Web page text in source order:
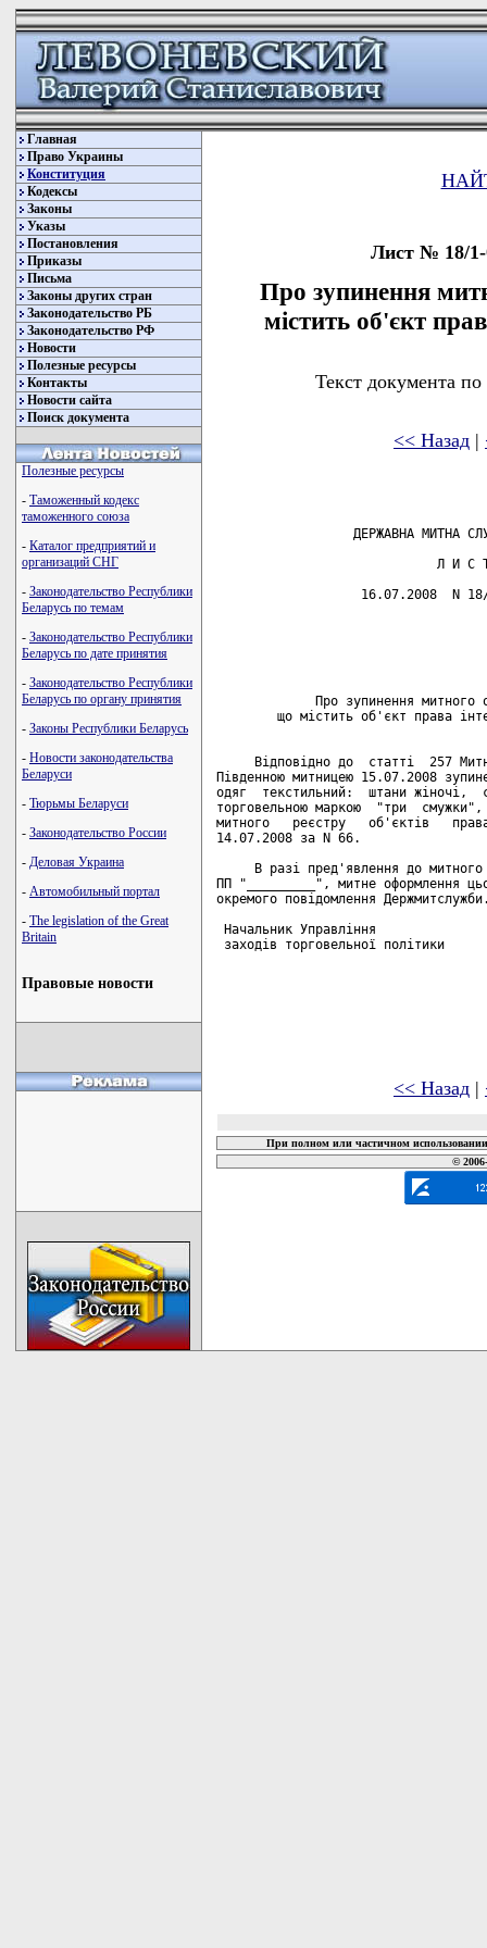
Главная
Право Украины
Конституция
Кодексы
Законы
Указы
Постановления
Приказы
Письма
Законы других стран
Законодательство РБ
Законодательство РФ
Новости
Полезные ресурсы
Контакты
Новости сайта
Поиск документа
Полезные ресурсы
- Таможенный кодекс
таможенного союза
- Каталог предприятий и
организаций СНГ
- Законодательство Республики
Беларусь по темам
- Законодательство Республики
Беларусь по дате принятия
- Законодательство Республики
Беларусь по органу принятия
- Законы Республики Беларусь
- Новости законодательства
Беларуси
- Тюрьмы Беларуси
- Законодательство России
- Деловая Украина
- Автомобильный портал
- The legislation of the Great
Britain
Правовые новости
Лист № 18/1-
Про зупинення
містить об'єкт
Текст документа
<< Назад |
ДЕРЖАВНА МИТНА
Л И С
16.07.2008  N
Про зупинення митного
що містить об'єкт права
Відповідно до  статті  257
Південною митницею 15.07.2008
одяг  текстильний:  штани жіночі,
торговельною маркою  "три
митного   реєстру   об'єктів
14.07.2008 за N 66.
В разі пред'явлення до
ПП "_________", митне оформлення
окремого повідомлення
Начальник Управління
заходів торговельної
<< Назад |
При полном или частичном
©